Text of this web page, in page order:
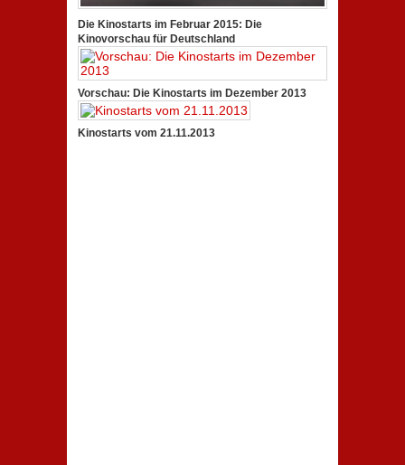
Die Kinostarts im Februar 2015: Die
Kinovorschau für Deutschland
Vorschau: Die Kinostarts im Dezember 2013
Kinostarts vom 21.11.2013